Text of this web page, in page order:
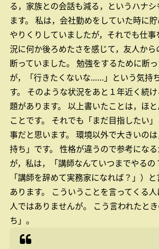
る，家族との会話も減る，というハナ
ます。
私は，会社勤めをしていた時に
やりくりしていましたが，それでも仕
況に何か後ろめたさを感じて，友人から
断っていました。
勉強をするために断
が，「行きたくないな……」という気持
す。
そのような状況をあと１年近く続
題があります。
以上書いたことは，ほ
ことです。
それでも「まだ目指したい
事だと思います。
環境以外で大きいの
持ち」です。
性格が違うので参考にな
が，私は，「講師なんていつまでやるの
「講師を辞めて実務家になれば？」）
あります。
こういうことを言ってくる
人ではありませんが。
こう言われたと
ち」。